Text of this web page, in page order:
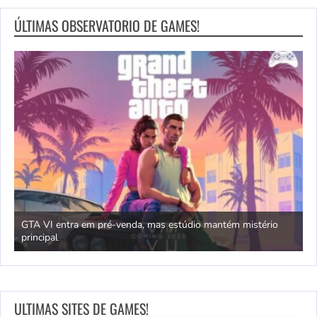
ÚLTIMAS OBSERVATORIO DE GAMES!
GTA VI entra em pré-venda, mas estúdio mantém mistério
principal
ULTIMAS SITES DE GAMES!